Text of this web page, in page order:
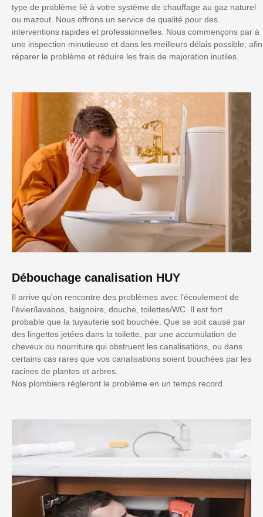
type de problème lié à votre système de chauffage au gaz naturel
ou mazout. Nous offrons un service de qualité pour des
interventions rapides et professionnelles. Nous commençons par à
une inspection minutieuse et dans les meilleurs délais possible, afin
réparer le problème et réduire les frais de majoration inutiles.
Débouchage canalisation HUY
Il arrive qu'on rencontre des problèmes avec l’écoulement de
l’évier/lavabos, baignoire, douche, toilettes/WC. Il est fort
probable que la tuyauterie soit bouchée. Que se soit causé par
des lingettes jetées dans la toilette, par une accumulation de
cheveux ou nourriture qui obstruent les canalisations, ou dans
certains cas rares que vos canalisations soient bouchées par les
racines de plantes et arbres.
Nos plombiers régleront le problème en un temps record.